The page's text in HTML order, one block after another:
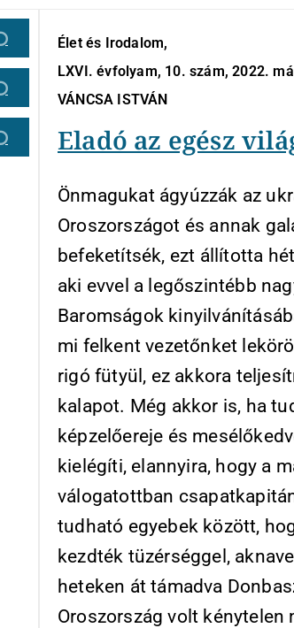
Élet és Irodalom,
LXVI. évfolyam, 10. szám, 2022.
VÁNCSA ISTVÁN
Eladó az egész
Önmagukat ágyúzzák az
Oroszországot és annak
befeketítsék, ezt állította
aki evvel a legőszintébb
Baromságok
mi felkent vezetőnket
rigó fütyül, ez akkora
kalapot. Még akkor is, ha
képzelőereje és
kielégíti, elannyira, hogy a
válogatottban
tudható egyebek között,
kezdték tüzérséggel,
heteken át támadva
Oroszország volt kénytelen